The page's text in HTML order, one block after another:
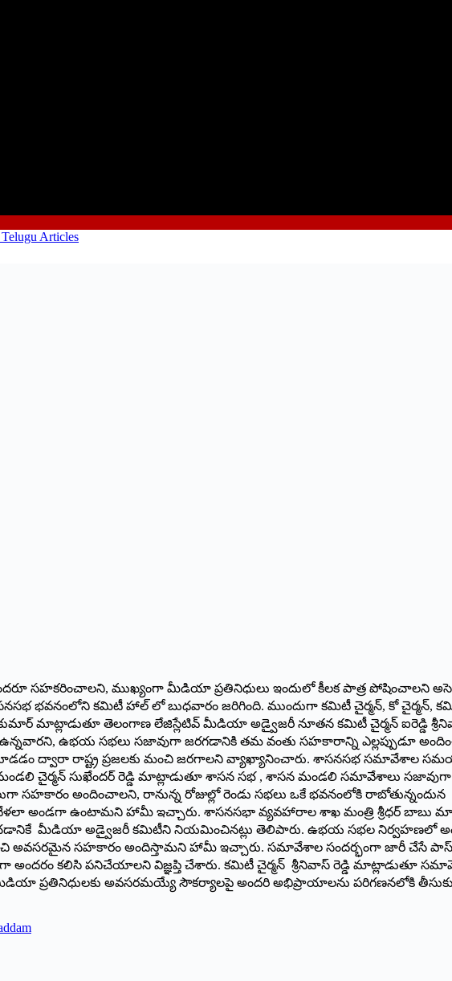
స‌హ‌క‌రించాల‌ని, ముఖ్యంగా మీడియా ప్ర‌తినిధులు ఇందులో కీల‌క పాత్ర పోషించాల‌ని
కమిటీ హాల్ లో బుధ‌వారం జరిగింది. ముందుగా కమిటీ చైర్మన్, కో చైర్మన్‌, క‌మిటీ
కుమార్ మాట్లాడుతూ తెలంగాణ లేజిస్లేటివ్ మీడియా అడ్వైజరీ నూతన కమిటీ చైర్మన్ ఐరెడ్డి
ఉభయ సభలు సజావుగా జరగడానికి తమ వంతు సహకారాన్ని ఎల్లప్పుడూ
ద్వారా రాష్ట్ర ప్రజలకు మంచి జరగాలని వ్యాఖ్యానించారు. శాసనసభ సమావేశాల
మండలి చైర్మన్ సుఖేందర్ రెడ్డి మాట్లాడుతూ శాసన సభ , శాసన మండలి సమావేశాలు
అందించాలని, రానున్న రోజుల్లో రెండు స‌భ‌లు ఒకే భవనంలోకి
అండగా ఉంటామని హామీ ఇచ్చారు. శాస‌నస‌భా వ్య‌వ‌హారాల శాఖ మంత్రి శ్రీధర్ బాబు
మీడియా అడ్వైజరీ కమిటీని నియ‌మించిన‌ట్లు తెలిపారు. ఉభయ సభల నిర్వ‌హణలో
అవసరమైన సహకారం అందిస్తామ‌ని హామీ ఇచ్చారు. సమావేశాల సందర్భంగా జారీ చేసే
కలిసి పనిచేయాలని విజ్ఞప్తి చేశారు. కమిటీ చైర్మన్ శ్రీనివాస్ రెడ్డి మాట్లాడుతూ
మీడియా ప్రతినిధులకు అవసరమయ్యే సౌకర్యాలపై అందరి అభిప్రాయాలను పరిగణనలోకి